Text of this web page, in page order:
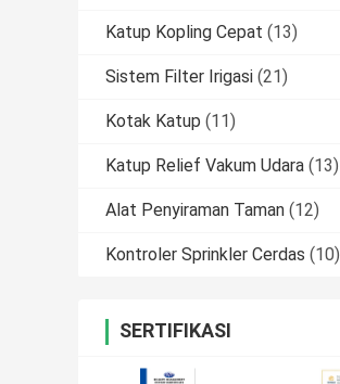
Katup Kopling Cepat (13)
Sistem Filter Irigasi (21)
Kotak Katup (11)
Katup Relief Vakum Udara (13)
Alat Penyiraman Taman (12)
Kontroler Sprinkler Cerdas (10)
SERTIFIKASI